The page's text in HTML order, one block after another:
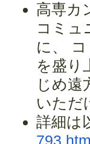
高専カ
コミュ
に、
を盛り
じめ遠
いただ
詳細は